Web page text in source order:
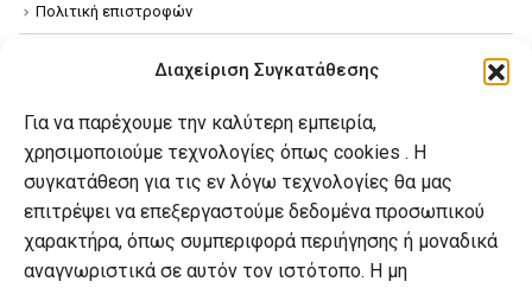
Διαχείριση Συγκατάθεσης
Για να παρέχουμε την καλύτερη εμπειρία,
χρησιμοποιούμε τεχνολογίες όπως cookies . Η
συγκατάθεση για τις εν λόγω τεχνολογίες θα μας
επιτρέψει να επεξεργαστούμε δεδομένα προσωπικού
χαρακτήρα, όπως συμπεριφορά περιήγησης ή μοναδικά
αναγνωριστικά σε αυτόν τον ιστότοπο. Η μη
Πολιτική επιστροφών
Πολιτική Cookies
Ο λογαριασμός μου
Ο λογαριασμός μου